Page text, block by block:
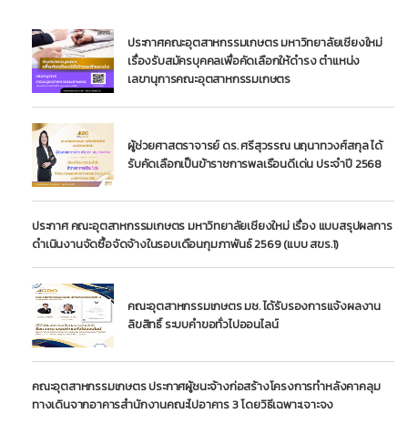
ประกาศคณะอุตสาหกรรมเกษตร มหาวิทยาลัยเชียงใหม่
เรื่องรับสมัครบุคคลเพื่อคัดเลือกให้ดำรง ตำแหน่ง
เลขานุการคณะอุตสาหกรรมเกษตร
ผู้ช่วยศาสตราจารย์ ดร. ศรีสุวรรณ นฤนาทวงศ์สกุล ได้
รับคัดเลือกเป็นข้าราชการพลเรือนดีเด่น ประจำปี 2568
ประกาศ คณะอุตสาหกรรมเกษตร มหาวิทยาลัยเชียงใหม่ เรื่อง แบบสรุปผลการ
ดำเนินงานจัดซื้อจัดจ้างในรอบเดือนกุมภาพันธ์ 2569 (แบบ สขร.1)
คณะอุตสาหกรรมเกษตร มช. ได้รับรองการแจ้งผลงาน
ลิขสิทธิ์ ระบบคำขอทั่วไปออนไลน์
คณะอุตสาหกรรมเกษตร ประกาศผู้ชนะจ้างก่อสร้างโครงการทำหลังคาคลุม
ทางเดินจากอาคารสำนักงานคณะไปอาคาร 3 โดยวิธีเฉพาะเจาะจง